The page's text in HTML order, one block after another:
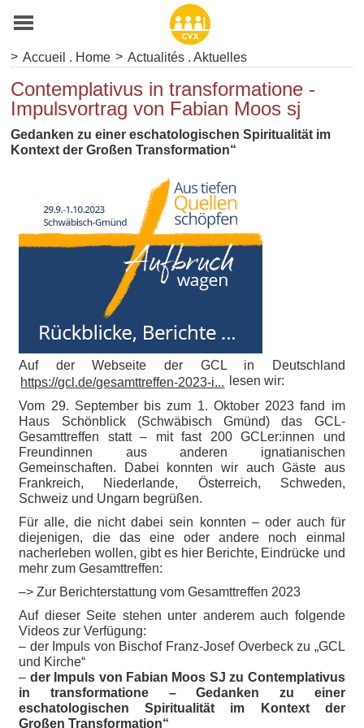
> Accueil . Home > Actualités . Aktuelles
Contemplativus in transformatione -
Impulsvortrag von Fabian Moos sj
Gedanken zu einer eschatologischen Spiritualität im
Kontext der Großen Transformation“
Auf der Webseite der GCL in Deutschland
https://gcl.de/gesamttreffen-2023-i...
lesen wir:
Vom 29. September bis zum 1. Oktober 2023 fand im
Haus Schönblick (Schwäbisch Gmünd) das GCL-
Gesamttreffen statt – mit fast 200 GCLer:innen und
Freundinnen aus anderen ignatianischen
Gemeinschaften. Dabei konnten wir auch Gäste aus
Frankreich, Niederlande, Österreich, Schweden,
Schweiz und Ungarn begrüßen.
Für alle, die nicht dabei sein konnten – oder auch für
diejenigen, die das eine oder andere noch einmal
nacherleben wollen, gibt es hier Berichte, Eindrücke und
mehr zum Gesamttreffen:
–> Zur Berichterstattung vom Gesamttreffen 2023
Auf dieser Seite stehen unter anderem auch folgende
Videos zur Verfügung:
– der Impuls von Bischof Franz-Josef Overbeck zu „GCL
und Kirche“
– der Impuls von Fabian Moos SJ zu Contemplativus
in transformatione – Gedanken zu einer
eschatologischen Spiritualität im Kontext der
Großen Transformation“